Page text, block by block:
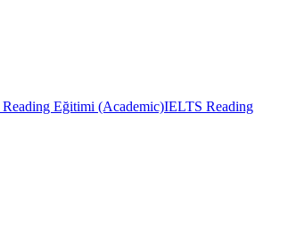
Eğitimi (Academic)IELTS Reading